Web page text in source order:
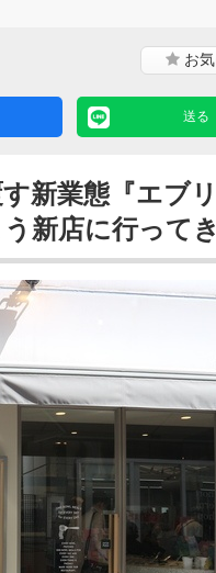
お気
送る
新業態『エブ
新店に行って